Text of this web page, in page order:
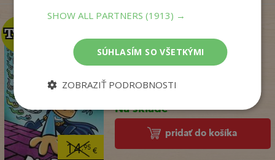
14,95€
TOP
TOP
Dav Pilkey
Na sklade
pridať do košíka
SHOW ALL PARTNERS(1913) →
SÚHLASÍM SO VŠETKÝMI
ZOBRAZIŤ PODROBNOSTI